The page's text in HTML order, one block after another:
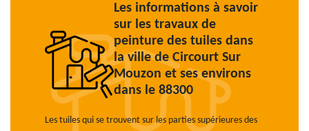
Les informations à savoir
sur les travaux de
peinture des tuiles dans
la ville de Circourt Sur
Mouzon et ses environs
dans le 88300
Les tuiles qui se trouvent sur les parties supérieures des